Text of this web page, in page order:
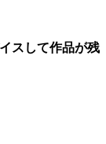
スして作品が残